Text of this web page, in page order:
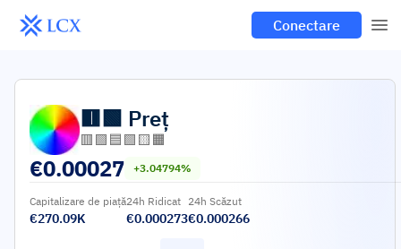
Conectare
🟥🟩 Preț
🟥🟪🟦🟩🟨🟧
€0.00027 +3.04794%
Capitalizare de piață
€270.09K
24h Ridicat
€0.000273
24h Scăzut
€0.000266